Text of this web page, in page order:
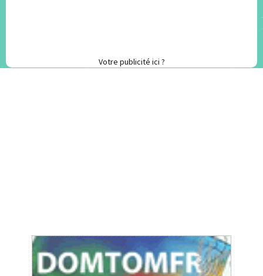
Votre publicité ici ?